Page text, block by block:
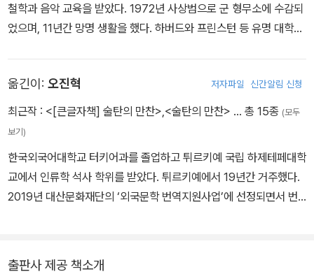
철학과 음악 교육을 받았다. 1972년 사상범으로 군 형무소에 수감되
었으며, 11년간 망명 생활을 했다. 하버드와 프린스턴 등 유명 대학에
은 모두 34개 언어로 번역되었고, 튀르키예 외에도 중국, 스페인, 독
일 등에서 베스트셀러가 되었다. 발칸 문학상, 미국 반스앤노블 위대
한 작가상, 이탈리아와 프랑스에서 올해의 책으로 선정된 바 있다. 튀
세계 문화와 평화에 기여한 공로로 1996년 파리 유네스코로부터 명
예 대사로 위촉되었고, 유네스코 사무총장의 자문 역을 맡았다. 200
2~2006년 튀르키예 국회와 유럽의회에서 의원직을 역임했다. 한국
었다.
옮긴이: 오진혁 저자파일 신간알림 신청
최근작 : <[큰글자책] 술탄의 만찬> <술탄의 만찬> … 총 15종 (모두
보기)
한국외국어대학교 터키어과를 졸업하고 튀르키예 국립 하제테페대학
교에서 인류학 석사 학위를 받았다. 튀르키예에서 19년간 거주했다.
2019년 대산문화재단의 ‘외국문학 번역지원사업’에 선정되면서 번
출판사 제공 책소개